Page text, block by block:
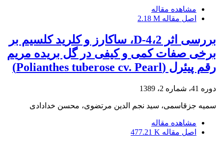
مشاهده مقاله
اصل مقاله 2.18 M
بررسی اثر D-4،2، ساکارز و کلرید کلسیم بر
برخی صفات کمی و کیفی در گل بریده مریم
رقم پیئرل (Polianthes tuberose cv. Pearl)
دوره 41، شماره 2، 1389
سمیه جزقاسمی، سید نجم الدین مرتضوی، محسن خدادادی
مشاهده مقاله
اصل مقاله 477.21 K